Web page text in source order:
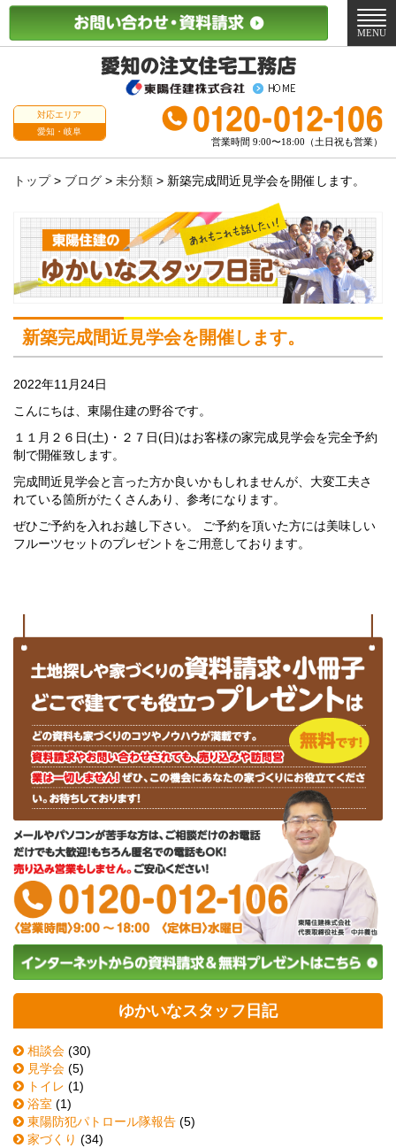
対応エリア
愛知・岐阜
営業時間 9:00〜18:00（土日祝も営業）
メ
ニ
MENU
トップ> ブログ > 未分類 > 新築完成間近見学会を開催します。
新築完成間近見学会を開催します。
2022年11月24日
こんにちは、東陽住建の野谷です。
１１月２６日(土)・２７日(日)はお客様の家完成見学会を完全予約
制で開催致します。
完成間近見学会と言った方か良いかもしれませんが、大変工夫さ
れている箇所がたくさんあり、参考になります。
ぜひご予約を入れお越し下さい。 ご予約を頂いた方には美味しい
フルーツセットのプレゼントをご用意しております。
ゆかいなスタッフ日記
相談会 (30)
見学会 (5)
トイレ (1)
浴室 (1)
東陽防犯パトロール隊報告 (5)
家づくり (34)